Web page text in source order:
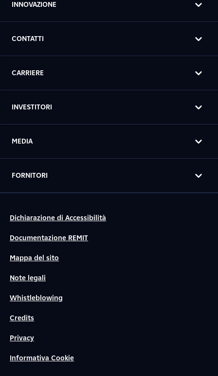
INNOVAZIONE
CONTATTI
CARRIERE
INVESTITORI
MEDIA
FORNITORI
Dichiarazione di Accessibilità
Documentazione REMIT
Mappa del sito
Note legali
Whistleblowing
Credits
Privacy
Informativa Cookie